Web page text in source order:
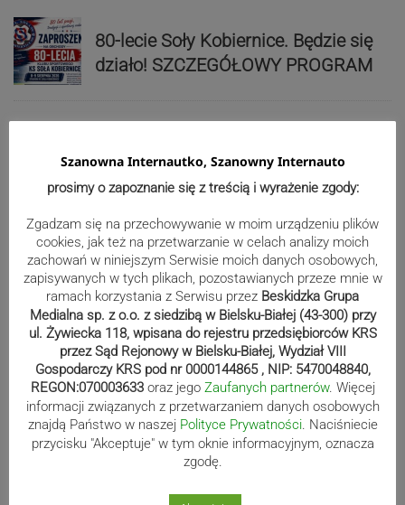
80-lecie Soły Kobiernice. Będzie się
działo! SZCZEGÓŁOWY PROGRAM
polo. Kilkadziesiąt drużyn z całej
Europy rywalizowało przez trzy dni
Nakamura z dubletem w Wiśle.
Dyskwalifikacja Waszka zmieniła
klasyfikację Polaków
Reklama
Szanowna Internautko, Szanowny Internauto
prosimy o zapoznanie się z treścią i wyrażenie zgody:
Zgadzam się na przechowywanie w moim urządzeniu plików
cookies, jak też na przetwarzanie w celach analizy moich
zachowań w niniejszym Serwisie moich danych osobowych,
zapisywanych w tych plikach, pozostawianych przeze mnie w
ramach korzystania z Serwisu przez Beskidzka Grupa
Medialna sp. z o.o. z siedzibą w Bielsku-Białej (43-300) przy
ul. Żywiecka 118, wpisana do rejestru przedsiębiorców KRS
przez Sąd Rejonowy w Bielsku-Białej, Wydział VIII
Gospodarczy KRS pod nr 0000144865 , NIP: 5470048840,
REGON:070003633 oraz jego Zaufanych partnerów. Więcej
informacji związanych z przetwarzaniem danych osobowych
znajdą Państwo w naszej Polityce Prywatności. Naciśniecie
przycisku "Akceptuje" w tym oknie informacyjnym, oznacza
zgodę.